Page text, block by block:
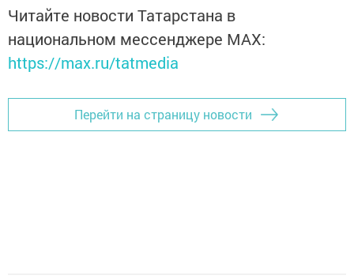
Читайте новости Татарстана в
национальном мессенджере MАХ:
https://max.ru/tatmedia
Перейти на страницу новости